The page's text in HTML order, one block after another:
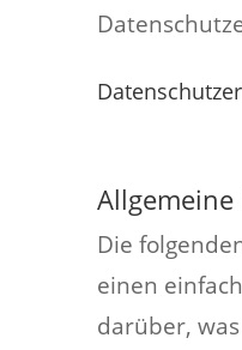
Die
einen
darüber,